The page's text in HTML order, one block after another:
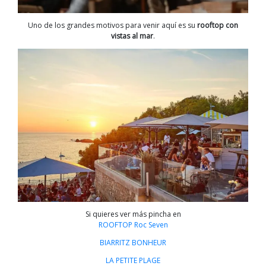
Uno de los grandes motivos para venir aquí es su rooftop con
vistas al mar.
Si quieres ver más pincha en
ROOFTOP Roc Seven
BIARRITZ BONHEUR
LA PETITE PLAGE